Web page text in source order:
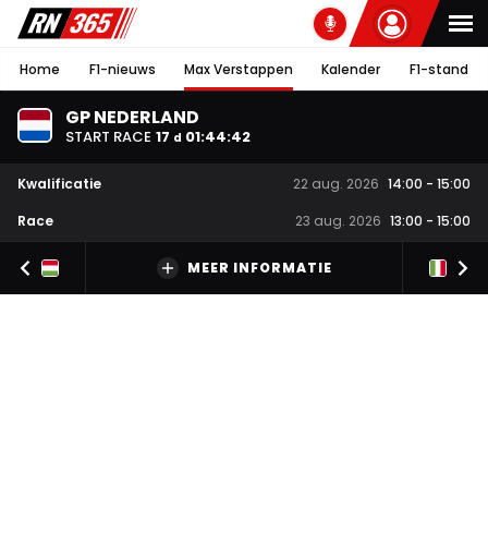
Home F1-nieuws Max Verstappen Kalender F1-stand
GP NEDERLAND
START RACE 17 d 01:44:41
Kwalificatie 22 aug. 2026 14:00 - 15:00
Race
23 aug. 2026 13:00 - 15:00
MEER INFORMATIE